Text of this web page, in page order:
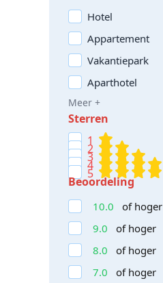
Hotel
Appartement
Vakantiepark
Aparthotel
Meer +
Sterren
1
2
3
4
5
Beoordeling
10.0
of hoger
9.0
of hoger
8.0
of hoger
7.0
of hoger